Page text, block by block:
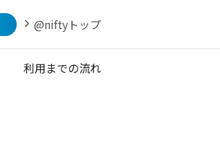
@niftyトップ
利用までの流れ